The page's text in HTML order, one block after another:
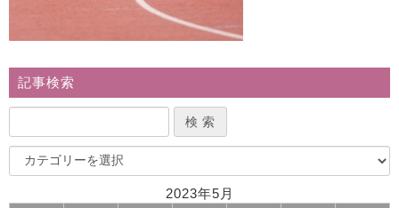
記事検索
2023年5月